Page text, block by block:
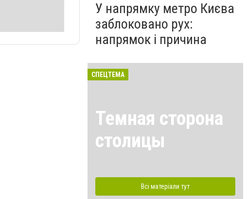
У напрямку метро Києва
заблоковано рух:
напрямок і причина
СПЕЦТЕМА
Темная сторона
столицы
Всі матеріали тут